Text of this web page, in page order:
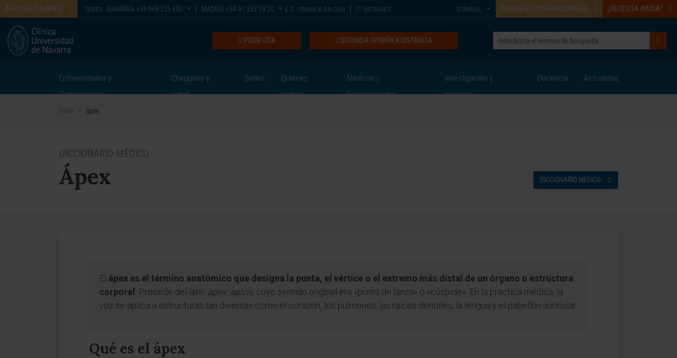
ÁREA DEL PACIENTE SEDES: NAVARRA +34 948 255 400 MADRID +34 91 353 19 20 TRABAJE EN CUN INTRANET PACIENTES INTERNACIONALES ¿NECESITA AYUDA?
ESPAÑOL
SEGUNDA OPINIÓN A DISTANCIA
PEDIR CITA
Enfermedades y
Tratamientos
Chequeos y
salud
Sedes
Quiénes
somos
Médicos y
Especialidades
Investigación y
ensayos
Docencia Actualidad
Inicio > ápex
DICCIONARIO MÉDICO
Ápex DICCIONARIO MÉDICO
El ápex es el término anatómico que designa la punta, el vértice o el extremo más distal de un órgano o estructura
corporal
. Procede del latín apex, apĭcis, cuyo sentido original era «punta de lanza» o «cúspide». En la práctica médica, la
voz se aplica a estructuras tan diversas como el corazón, los pulmones, las raíces dentales, la lengua y el pabellón auricular.
Qué es el ápex